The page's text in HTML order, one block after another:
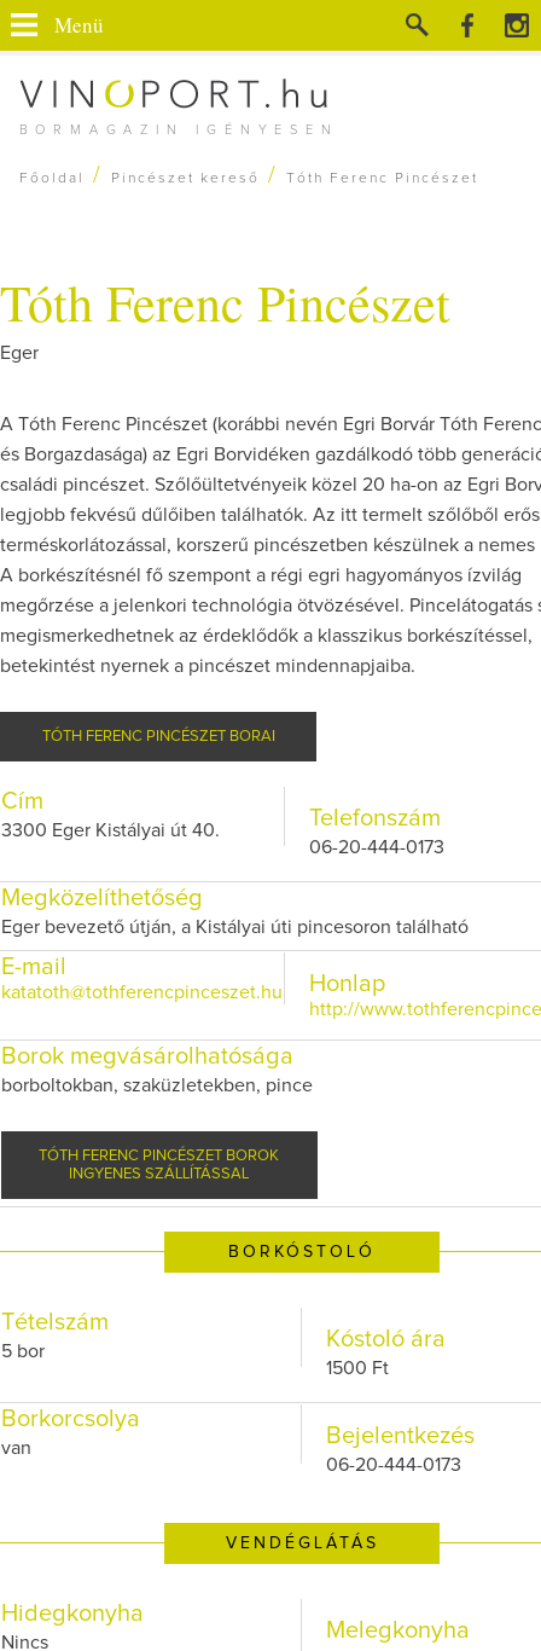
BORMAGAZIN IGÉNYESEN
Menü
Főoldal / Pincészet kereső / Tóth Ferenc Pincészet
Tóth Ferenc Pincészet
Eger
A Tóth Ferenc Pincészet (korábbi nevén Egri Borvár Tóth
és Borgazdasága) az Egri Borvidéken gazdálkodó több
családi pincészet. Szőlőültetvényeik közel 20 ha-on az Egri
legjobb fekvésű dűlőiben találhatók. Az itt termelt szőlőből erős
terméskorlátozással, korszerű pincészetben készülnek a nemes
A borkészítésnél fő szempont a régi egri hagyományos ízvilág
megőrzése a jelenkori technológia ötvözésével. Pincelátogatás
megismerkedhetnek az érdeklődők a klasszikus borkészítéssel,
betekintést nyernek a pincészet mindennapjaiba.
TÓTH FERENC PINCÉSZET BORAI
Cím
3300 Eger Kistályai út 40. Telefonszám
06-20-444-0173
Megközelíthetőség
Eger bevezető útján, a Kistályai úti pincesoron található
E-mail
katatoth@tothferencpinceszet.hu Honlap
http://
Borok megvásárolhatósága
borboltokban, szaküzletekben, pince
TÓTH FERENC PINCÉSZET BOROK
INGYENES SZÁLLÍTÁSSAL
BORKÓSTOLÓ
Tételszám
5 bor Kóstoló ára
1500 Ft
Borkorcsolya
van Bejelentkezés
06-20-444-0173
VENDÉGLÁTÁS
Hidegkonyha
Nincs Melegkonyha